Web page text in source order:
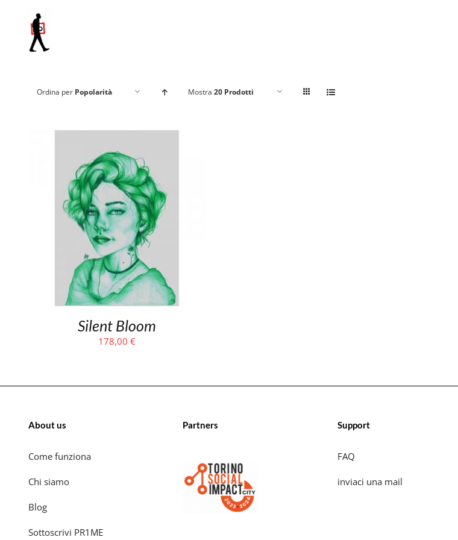
contenuto
Ordina per Popolarità Mostra20 Prodotti
Silent Bloom
178,00 €
About us
Come funziona
Chi siamo
Blog
Sottoscrivi PR1ME
Partners Support
FAQ
inviaci una mail